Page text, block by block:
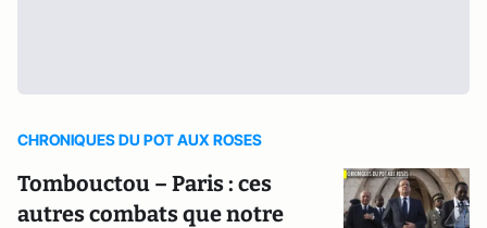
CHRONIQUES DU POT AUX ROSES
Tombouctou – Paris : ces
autres combats que notre